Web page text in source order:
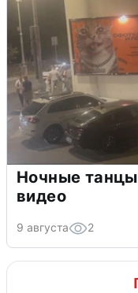
Ночные танцы
видео
9 августа 2